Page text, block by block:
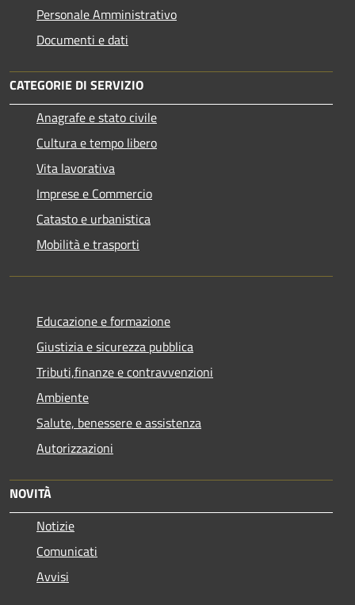
Personale Amministrativo
Documenti e dati
CATEGORIE DI SERVIZIO
Anagrafe e stato civile
Cultura e tempo libero
Vita lavorativa
Imprese e Commercio
Catasto e urbanistica
Mobilità e trasporti
Educazione e formazione
Giustizia e sicurezza pubblica
Tributi,finanze e contravvenzioni
Ambiente
Salute, benessere e assistenza
Autorizzazioni
NOVITÀ
Notizie
Comunicati
Avvisi